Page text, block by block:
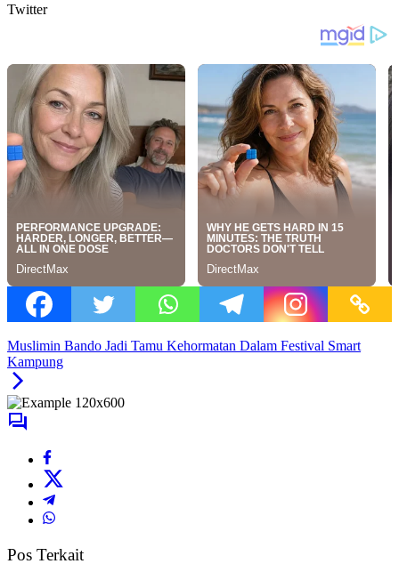
Twitter
Muslimin Bando Jadi Tamu Kehormatan Dalam Festival Smart
Kampung
Pos Terkait